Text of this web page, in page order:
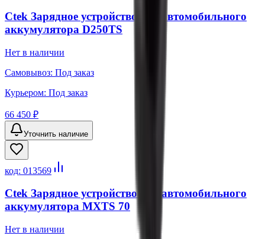
Ctek Зарядное устройство для автомобильного
аккумулятора D250TS
Нет в наличии
Самовывоз: Под заказ
Курьером: Под заказ
66 450 ₽
Уточнить наличие
код: 013569
Ctek Зарядное устройство для автомобильного
аккумулятора MXTS 70
Нет в наличии